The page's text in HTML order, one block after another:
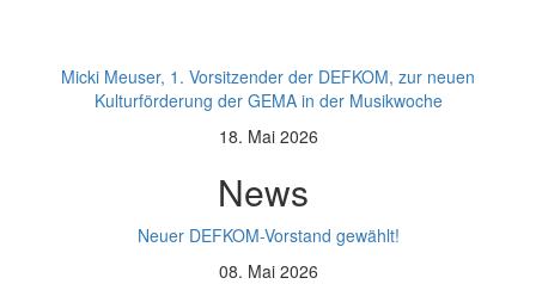
Micki Meuser, 1. Vorsitzender der DEFKOM, zur neuen
Kulturförderung der GEMA in der Musikwoche
18. Mai 2026
News
Neuer DEFKOM-Vorstand gewählt!
08. Mai 2026